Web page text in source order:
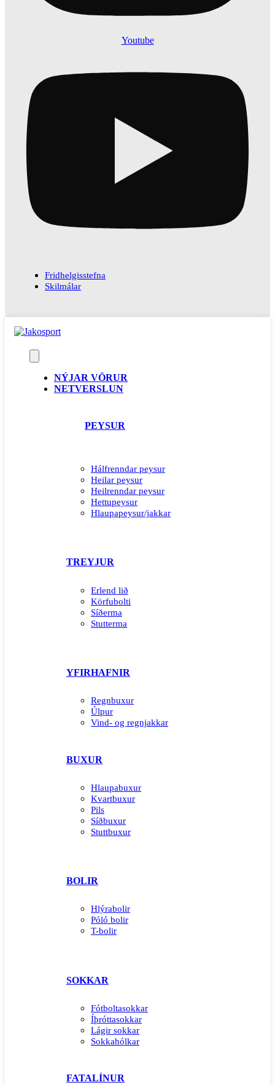
Youtube
Fridhelgisstefna
Skilmálar
NÝJAR VÖRUR
NETVERSLUN
PEYSUR
Hálfrenndar peysur
Heilar peysur
Heilrenndar peysur
Hettupeysur
Hlaupapeysur/jakkar
TREYJUR
Erlend lið
Körfubolti
Síðerma
Stutterma
YFIRHAFNIR
Regnbuxur
Úlpur
Vind- og regnjakkar
BUXUR
Hlaupabuxur
Kvartbuxur
Pils
Síðbuxur
Stuttbuxur
BOLIR
Hlýrabolir
Póló bolir
T-bolir
SOKKAR
Fótboltasokkar
Íþróttasokkar
Lágir sokkar
Sokkahólkar
FATALÍNUR